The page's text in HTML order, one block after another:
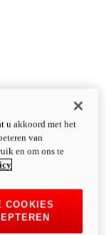
u akkoord met het
van
en om ons te
COOKIES